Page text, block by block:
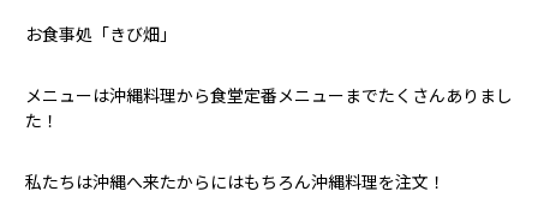
お食事処「きび畑」
メニューは沖縄料理から食堂定番メニューまでたくさんありまし
た！
私たちは沖縄へ来たからにはもちろん沖縄料理を注文！